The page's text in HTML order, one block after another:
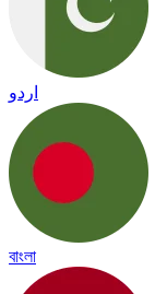
اردو
বাংলা